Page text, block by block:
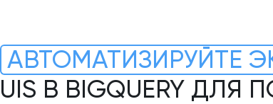
АВТОМАТИЗИРУЙТЕ
UIS В BIGQUERY ДЛЯ